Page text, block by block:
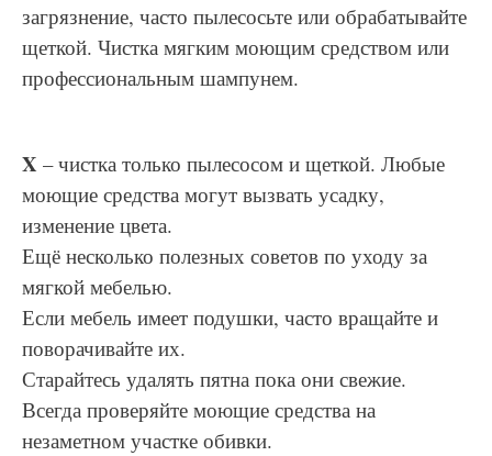
загрязнение, часто пылесосьте или обрабатывайте
щеткой. Чистка мягким моющим средством или
профессиональным шампунем.
X – чистка только пылесосом и щеткой. Любые
моющие средства могут вызвать усадку,
изменение цвета.
Ещё несколько полезных советов по уходу за
мягкой мебелью.
Если мебель имеет подушки, часто вращайте и
поворачивайте их.
Старайтесь удалять пятна пока они свежие.
Всегда проверяйте моющие средства на
незаметном участке обивки.